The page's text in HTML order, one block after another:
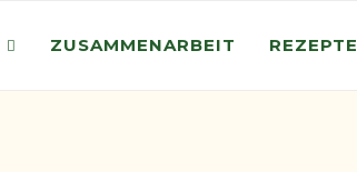
ZUSAMMENARBEIT REZEPTE